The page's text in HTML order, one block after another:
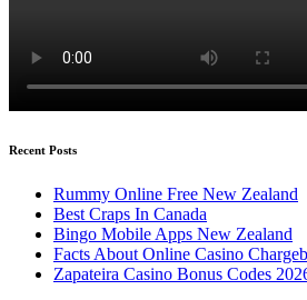
Recent Posts
Rummy Online Free New Zealand
Best Craps In Canada
Bingo Mobile Apps New Zealand
Facts About Online Casino
Zapateira Casino Bonus Codes